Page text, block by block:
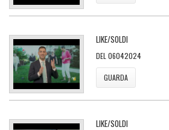
LIKE/SOLDI
DEL 06042024
GUARDA
LIKE/SOLDI